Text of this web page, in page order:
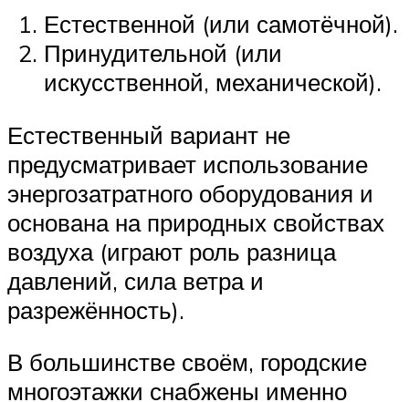
Естественной (или самотёчной).
Принудительной (или
искусственной, механической).
Естественный вариант не
предусматривает использование
энергозатратного оборудования и
основана на природных свойствах
воздуха (играют роль разница
давлений, сила ветра и
разрежённость).
В большинстве своём, городские
многоэтажки снабжены именно